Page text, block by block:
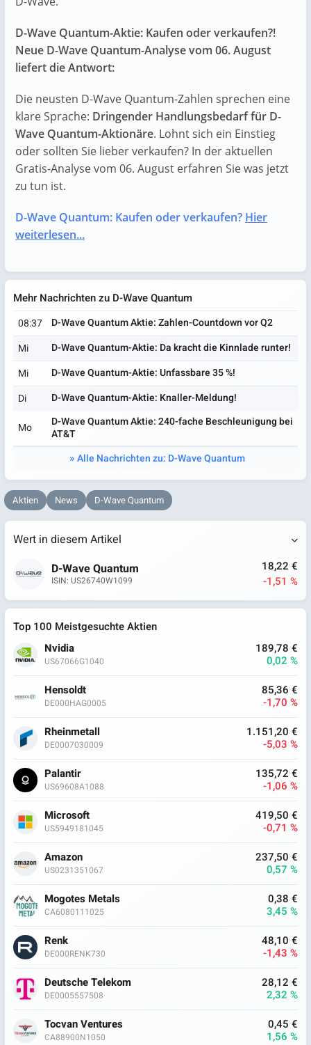
D-Wave Quantum-Aktie: Kaufen oder verkaufen?!
Neue D-Wave Quantum-Analyse vom 06. August
liefert die Antwort:
Die neusten D-Wave Quantum-Zahlen sprechen eine
klare Sprache: Dringender Handlungsbedarf für D-
Wave Quantum-Aktionäre. Lohnt sich ein Einstieg
oder sollten Sie lieber verkaufen? In der aktuellen
Gratis-Analyse vom 06. August erfahren Sie was jetzt
zu tun ist.
D-Wave Quantum: Kaufen oder verkaufen? Hier
weiterlesen...
Mehr Nachrichten zu D-Wave Quantum
08:37
D-Wave Quantum Aktie: Zahlen-Countdown vor Q2
Mi
D-Wave Quantum-Aktie: Da kracht die Kinnlade runter!
Mi
D-Wave Quantum-Aktie: Unfassbare 35 %!
Di
D-Wave Quantum-Aktie: Knaller-Meldung!
Mo
D-Wave Quantum Aktie: 240-fache Beschleunigung bei
AT&T
Alle Nachrichten zu: D-Wave Quantum
Aktien News D-Wave Quantum
Wert in diesem Artikel
D-Wave Quantum
ISIN: US26740W1099
18,22 €
-1,51 %
Top 100 Meistgesuchte Aktien
Nvidia
US67066G1040
189,78 €
0,02 %
Hensoldt
DE000HAG0005
85,36 €
-1,70 %
Rheinmetall
DE0007030009
1.151,20 €
-5,03 %
Palantir
US69608A1088
135,72 €
-1,06 %
Microsoft
US5949181045
419,50 €
-0,71 %
Amazon
US0231351067
237,50 €
0,57 %
Mogotes Metals
CA6080111025
0,38 €
3,45 %
Renk
DE000RENK730
48,10 €
-1,43 %
Deutsche Telekom
DE0005557508
28,12 €
2,32 %
Tocvan Ventures
CA88900N1050
0,45 €
1,56 %